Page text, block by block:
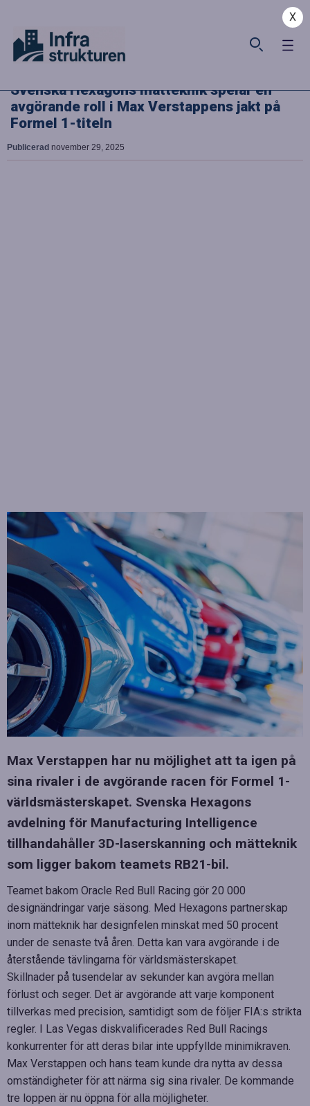
X
Svenska Hexagons mätteknik spelar en
avgörande roll i Max Verstappens jakt på
Formel 1-titeln
Publicerad november 29, 2025
Max Verstappen har nu möjlighet att ta igen på
sina rivaler i de avgörande racen för Formel 1-
världsmästerskapet. Svenska Hexagons
avdelning för Manufacturing Intelligence
tillhandahåller 3D-laserskanning och mätteknik
som ligger bakom teamets RB21-bil.
Teamet bakom Oracle Red Bull Racing gör 20 000
designändringar varje säsong. Med Hexagons partnerskap
inom mätteknik har designfelen minskat med 50 procent
under de senaste två åren. Detta kan vara avgörande i de
återstående tävlingarna för världsmästerskapet.
Skillnader på tusendelar av sekunder kan avgöra mellan
förlust och seger. Det är avgörande att varje komponent
tillverkas med precision, samtidigt som de följer FIA:s strikta
regler. I Las Vegas diskvalificerades Red Bull Racings
konkurrenter för att deras bilar inte uppfyllde minimikraven.
Max Verstappen och hans team kunde dra nytta av dessa
omständigheter för att närma sig sina rivaler. De kommande
tre loppen är nu öppna för alla möjligheter.